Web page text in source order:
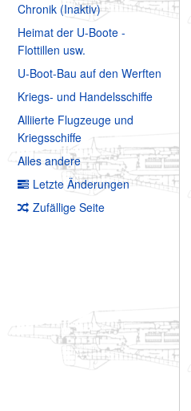
Chronik (Inaktiv)
Heimat der U-Boote -
Flottillen usw.
U-Boot-Bau auf den Werften
Kriegs- und Handelsschiffe
Alliierte Flugzeuge und
Kriegsschiffe
Alles andere
Letzte Änderungen
Zufällige Seite